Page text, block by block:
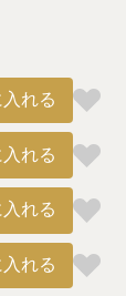
れる
れる
れる
れる